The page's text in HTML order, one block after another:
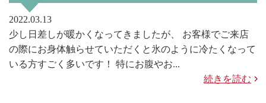
2022.03.13
少し日差しが暖かくなってきましたが、 お客様でご来店
の際にお身体触らせていただくと氷のように冷たくなって
いる方すごく多いです！ 特にお腹やお...
続きを読む